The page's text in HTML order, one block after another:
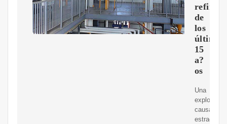
de
los
últimos
15
a?
os
Una
explosión
causa
estragos